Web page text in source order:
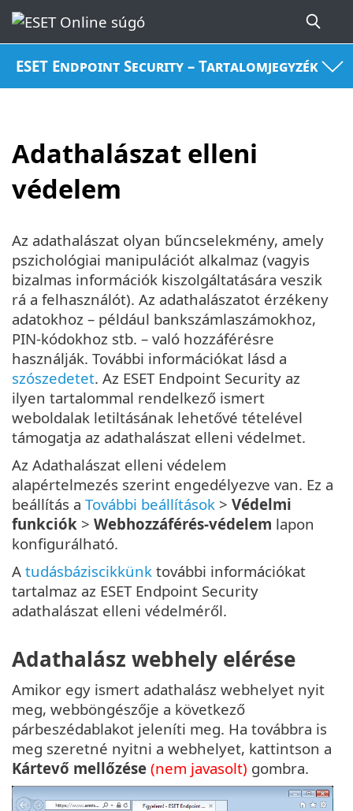
ESET Endpoint Security – Tartalomjegyzék
Adathalászat elleni
védelem
Az adathalászat olyan bűncselekmény, amely
pszichológiai manipulációt alkalmaz (vagyis
bizalmas információk kiszolgáltatására veszik
rá a felhasználót). Az adathalászatot érzékeny
adatokhoz – például bankszámlaszámokhoz,
PIN-kódokhoz stb. – való hozzáférésre
használják. További információkat lásd a
szószedetet. Az ESET Endpoint Security az
ilyen tartalommal rendelkező ismert
weboldalak letiltásának lehetővé tételével
támogatja az adathalászat elleni védelmet.
Az Adathalászat elleni védelem
alapértelmezés szerint engedélyezve van. Ez a
beállítás a További beállítások > Védelmi
funkciók > Webhozzáférés-védelem lapon
konfigurálható.
A tudásbáziscikkünk további információkat
tartalmaz az ESET Endpoint Security
adathalászat elleni védelméről.
Adathalász webhely elérése
Amikor egy ismert adathalász webhelyet nyit
meg, webböngészője a következő
párbeszédablakot jeleníti meg. Ha továbbra is
meg szeretné nyitni a webhelyet, kattintson a
Kártevő mellőzése (nem javasolt) gombra.